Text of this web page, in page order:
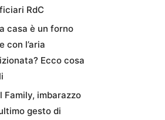
RdC
casa è un forno
con l’aria
Ecco cosa
Family, imbarazzo
gesto di